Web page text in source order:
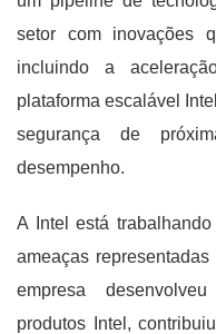
setor com inovações
incluindo a
plataforma escalável
segurança de
desempenho.
A Intel está
ameaças
empresa
produtos Intel,